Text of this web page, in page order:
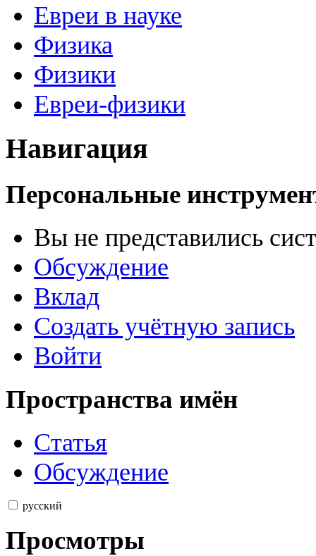
Евреи в науке
Физика
Физики
Евреи-физики
Навигация
Персональные
Вы не представились
Обсуждение
Вклад
Создать учётную запись
Войти
Пространства имён
Статья
Обсуждение
русский
Просмотры